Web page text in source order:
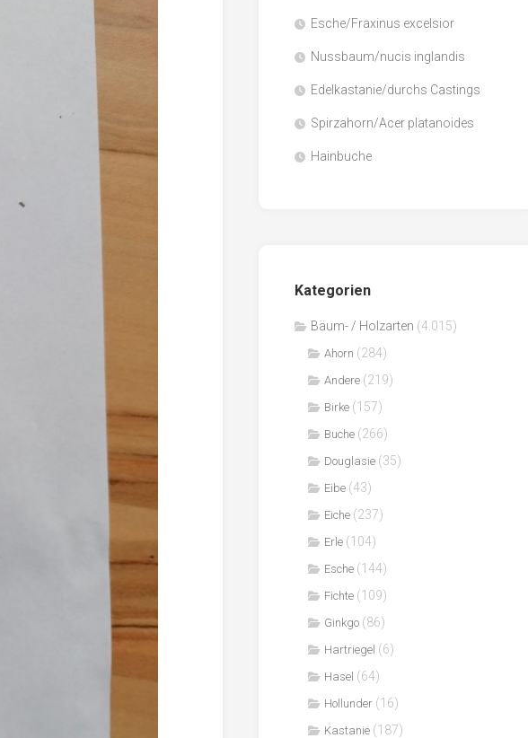
Habitus
Sägenebenprodukte
Esche/Fraxinus excelsior
Nussbaum/nucis inglandis
Edelkastanie/durchs Castings
Spirzahorn/Acer platanoides
Hainbuche
Kategorien
Bäum- / Holzarten (4.015)
Ahorn (284)
Andere (219)
Birke (157)
Buche (266)
Douglasie (35)
Eibe (43)
Eiche (237)
Erle (104)
Esche (144)
Fichte (109)
Ginkgo (86)
Hartriegel (6)
Hasel (64)
Hollunder (16)
Kastanie (187)